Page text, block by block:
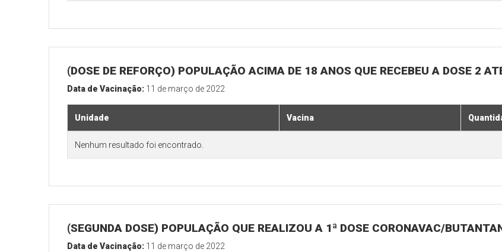
(DOSE DE REFORÇO) POPULAÇÃO ACIMA DE 18 ANOS QUE RECEBEU A DOSE 2
Data de Vacinação: 11 de março de 2022
Unidade Vacina
Nenhum resultado foi encontrado.
(SEGUNDA DOSE) POPULAÇÃO QUE REALIZOU A 1ª DOSE CORONAVAC/
Data de Vacinação: 11 de março de 2022